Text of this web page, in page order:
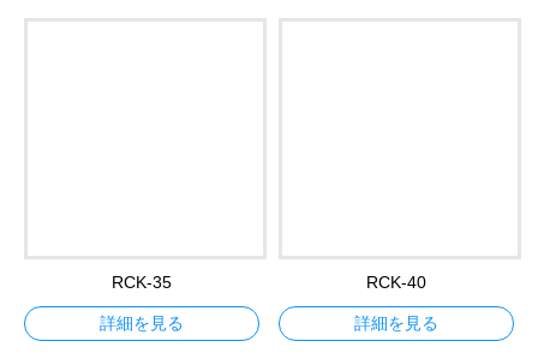
RCK-35
詳細を見る
RCK-40
詳細を見る